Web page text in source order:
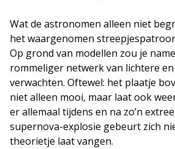
Wat de astronomen alleen niet
het waargenomen
Op grond van modellen zou je
rommeliger netwerk van lichtere
verwachten. Oftewel: het plaatje
niet alleen mooi, maar laat ook
er allemaal tijdens en na zo’n
supernova-explosie gebeurt zich
theorietje laat vangen.